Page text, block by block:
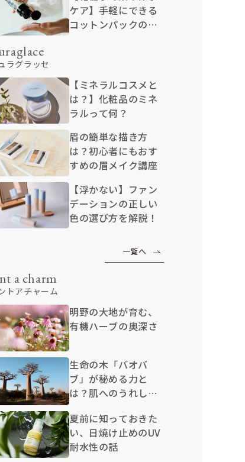
ケア】手軽にできる
コットンパックのや
ラグラッセ
【ミネラルコスメと
は？】化粧品のミネ
ラルって何？
眉の簡単な描き方
は？初心者にもおす
すめの眉メイク講座
【浮かない】ファン
デーションの正しい
色の選び方を解説！
一覧へ
a charm
トアチャーム
明野の大地が育む、
有機ハーブの奥深さ
生命の木「バオバ
ブ」が秘める力と
は？肌へのうれしい
夏前に知っておきた
い、日焼け止めのUV
耐水性の話